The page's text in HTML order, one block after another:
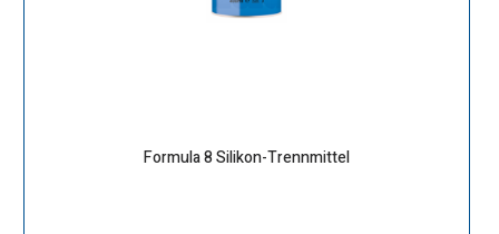
Formula 8 Silikon-Trennmittel